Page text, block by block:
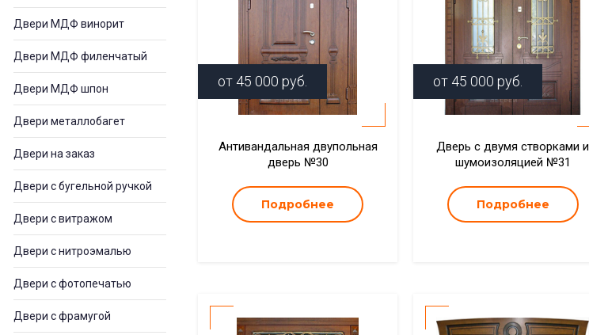
Двери МДФ винорит
Двери МДФ филенчатый
Двери МДФ шпон
Двери металлобагет
Двери на заказ
Двери с бугельной ручкой
Двери с витражом
Двери с нитроэмалью
Двери с фотопечатью
Двери с фрамугой
от 45 000 руб.
Антивандальная двупольная
дверь №30
Подробнее
от 45 000 руб.
Дверь с двумя створками и
шумоизоляцией №31
Подробнее